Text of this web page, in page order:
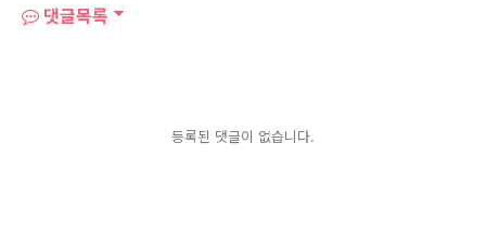
댓글목록
등록된 댓글이 없습니다.